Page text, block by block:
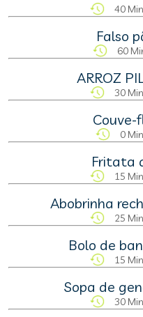
40
Falso
60
ARROZ
30
Couve-
0
Fritata
15
Abobrinha
25
Bolo de
15
Sopa de
30